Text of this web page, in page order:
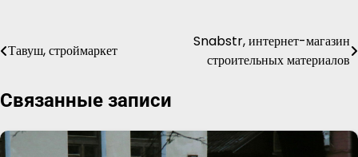
Навигация
записям
Тавуш, строймаркет
Snabstr, интернет-магазин
строительных материалов
Связанные записи